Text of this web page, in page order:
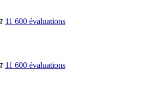
11 600 évaluations
11 600 évaluations